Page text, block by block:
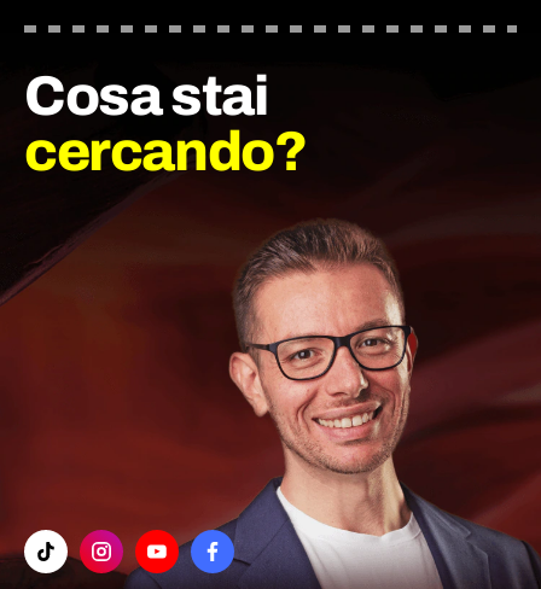
Cosa stai
cercando?